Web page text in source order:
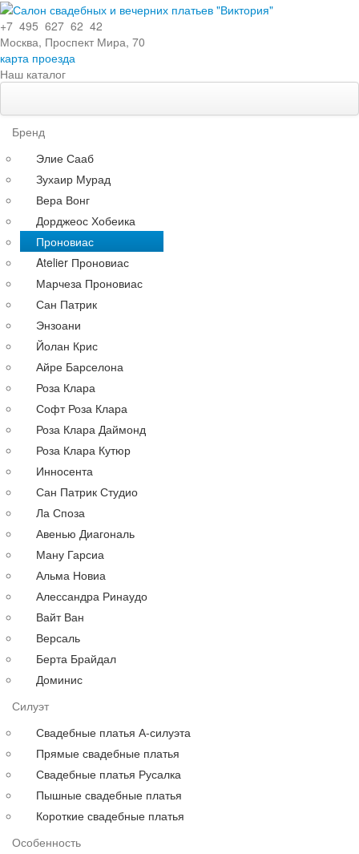
+7 495 627 62 42
Москва, Проспект Мира, 70
карта проезда
Наш каталог
Кружевные
С поясом
С длинными рукавами
Со шлейфом
По силуэту
Прямые
Пышные
Короткие
А-силуэт
Греческие
Русалка
По году
По цене
Недорогие
Дорогие
Распродажа
до 30000 руб.
до 40000 руб.
до 60000 руб.
до 80000 руб.
до 100000 руб.
Вечерние платья
Длинные
Коктейльные
Выпускные
На свадьбу
С рукавами
Выпускные больших размеров
Короткие
до 30000 руб.
до 40000 руб.
Бренд
Элие Сааб
Зухаир Мурад
Вера Вонг
Дорджеос Хобеика
Проновиас
Atelier Проновиас
Марчеза Проновиас
Сан Патрик
Энзоани
Йолан Крис
Айре Барселона
Роза Клара
Софт Роза Клара
Роза Клара Даймонд
Роза Клара Кутюр
Инносента
Сан Патрик Студио
Ла Споза
Авенью Диагональ
Ману Гарсиа
Альма Новиа
Алессандра Ринаудо
Вайт Ван
Версаль
Берта Брайдал
Доминис
Силуэт
Свадебные платья А-силуэта
Прямые свадебные платья
Свадебные платья Русалка
Пышные свадебные платья
Короткие свадебные платья
Особенность